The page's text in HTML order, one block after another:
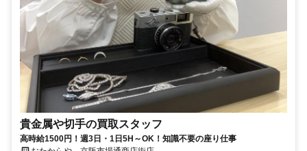
貴金属や切手の買取スタッフ
高時給1500円！週3日・1日5H～OK！知識不要の座り仕事